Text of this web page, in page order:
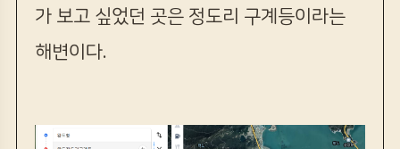
가 보고 싶었던 곳은 정도리 구계등이라는
해변이다.